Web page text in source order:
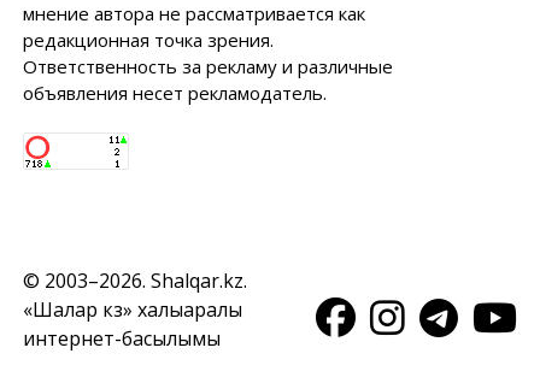
мнение автора не рассматривается как
редакционная точка зрения.
Ответственность за рекламу и различные
объявления несет рекламодатель.
© 2003–2026. Shalqar.kz.
«Шалқар кз» халықаралық
интернет-басылымы